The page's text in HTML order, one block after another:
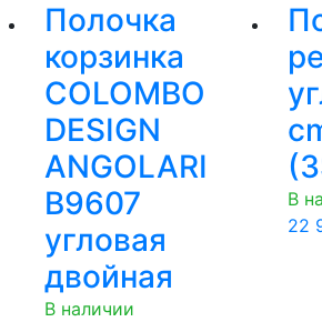
Полочка
корзинка
COLOMBO
DESIGN
ANGOLARI
B9607
угловая
двойная
В наличии
В
22